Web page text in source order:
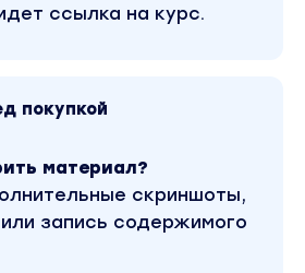
ситуацию».
в любой сфере.
бесконечный, как и
ссылка на курс.
покупкой
материал?
скриншоты,
запись содержимого